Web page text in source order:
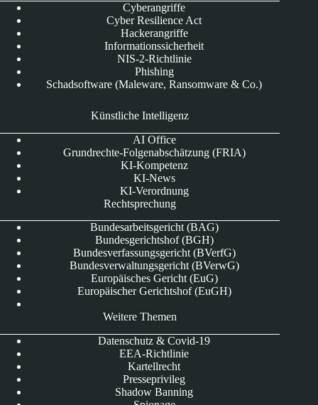
Cyberangriffe
Cyber Resilience Act
Hackerangriffe
Informationssicherheit
NIS-2-Richtlinie
Phishing
Schadsoftware (Maleware, Ransomware & Co.)
Künstliche Intelligenz
AI Office
Grundrechte-Folgenabschätzung (FRIA)
KI-Kompetenz
KI-News
KI-Verordnung
Rechtsprechung
Bundesarbeitsgericht (BAG)
Bundesgerichtshof (BGH)
Bundesverfassungsgericht (BVerfG)
Bundesverwaltungsgericht (BVerwG)
Europäisches Gericht (EuG)
Europäischer Gerichtshof (EuGH)
Weitere Themen
Datenschutz & Covid-19
EEA-Richtlinie
Kartellrecht
Presseprivileg
Shadow Banning